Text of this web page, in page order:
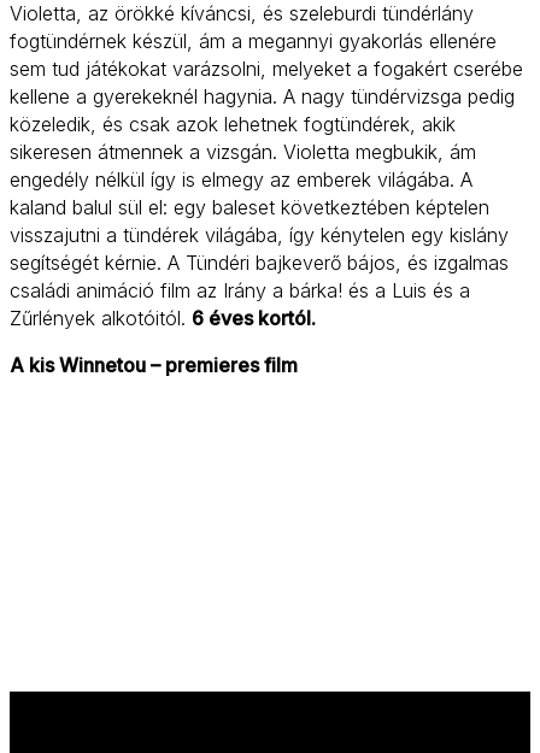
Violetta, az örökké kíváncsi, és szeleburdi tündérlány
fogtündérnek készül, ám a megannyi gyakorlás ellenére
sem tud játékokat varázsolni, melyeket a fogakért cserébe
kellene a gyerekeknél hagynia. A nagy tündérvizsga pedig
közeledik, és csak azok lehetnek fogtündérek, akik
sikeresen átmennek a vizsgán. Violetta megbukik, ám
engedély nélkül így is elmegy az emberek világába. A
kaland balul sül el: egy baleset következtében képtelen
visszajutni a tündérek világába, így kénytelen egy kislány
segítségét kérnie. A Tündéri bajkeverő bájos, és izgalmas
családi animáció film az Irány a bárka! és a Luis és a
Zűrlények alkotóitól. 6 éves kortól.
A kis Winnetou – premieres film